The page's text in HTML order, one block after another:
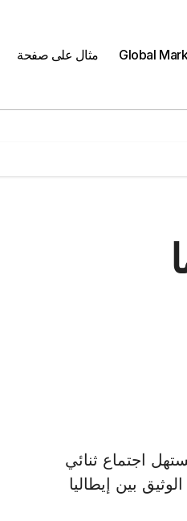
Global مثال على صفحة
مستهل اجتماع ثنائي
بين إيطاليا